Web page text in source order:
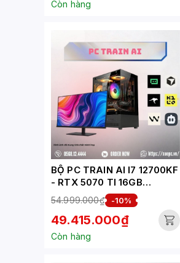
Còn hàng
BỘ PC TRAIN AI I7 12700KF
- RTX 5070 TI 16GB
(XUEPC093-TA)
54.999.000₫ -10%
49.415.000₫
Còn hàng